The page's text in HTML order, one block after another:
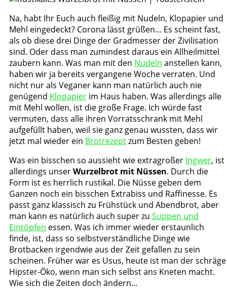
Na, habt Ihr Euch auch fleißig mit Nudeln, Klopapier und
Mehl eingedeckt? Corona lässt grüßen… Es scheint fast,
als ob diese drei Dinge der Gradmesser der Zivilisation
sind. Oder dass man zumindest daraus ein Allheilmittel
zaubern kann. Was man mit den Nudeln anstellen kann,
haben wir ja bereits vergangene Woche verraten. Und
nicht nur als Veganer kann man natürlich auch nie
genügend Klopapier im Haus haben. Was allerdings alle
mit Mehl wollen, ist die große Frage. Ich würde fast
vermuten, dass alle ihren Vorratsschrank mit Mehl
aufgefüllt haben, weil sie ganz genau wussten, dass wir
jetzt mal wieder ein Brotrezeptzum Besten geben!
Was ein bisschen so aussieht wie extragroßer Ingwer, ist
allerdings unserWurzelbrot mit Nüssen. Durch die
Form ist es herrlich rustikal. Die Nüsse geben dem
Ganzen noch ein bisschen Extrabiss und Raffinesse. Es
passt ganz klassisch zu Frühstück und Abendbrot, aber
man kann es natürlich auch super zu Suppen und
Eintöpfen essen. Was ich immer wieder erstaunlich
finde, ist, dass so selbstverständliche Dinge wie
Brotbacken irgendwie aus der Zeit gefallen zu sein
scheinen. Früher war es Usus, heute ist man der schräge
Hipster-Öko, wenn man sich selbst ans Kneten macht.
Wie sich die Zeiten doch ändern…